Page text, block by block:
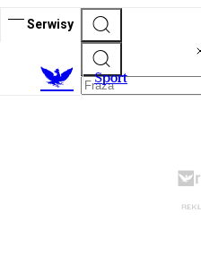
Serwisy
Sport